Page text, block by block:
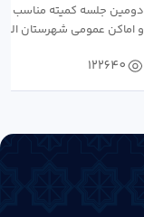
دومین جلسه کمیته مناسب
و اماکن عمومی شهرستان
122640